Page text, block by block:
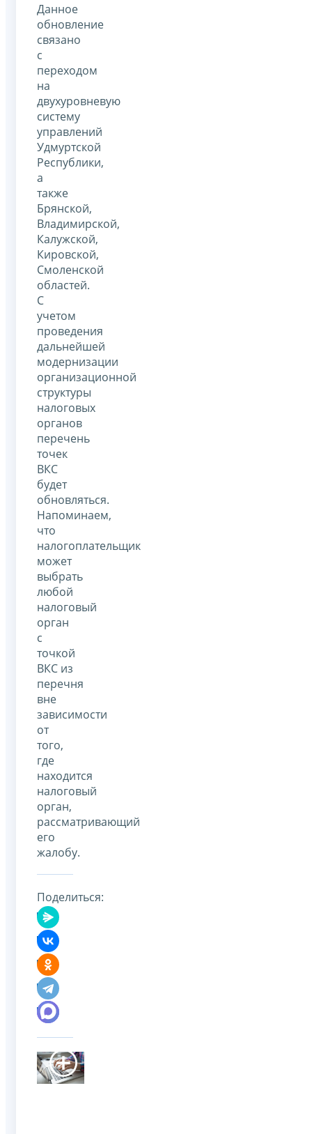
Данное
обновление
связано
с
переходом
на
двухуровневую
систему
управлений
Удмуртской
Республики,
а
также
Брянской,
Владимирской,
Калужской,
Кировской,
Смоленской
областей.
С
учетом
проведения
дальнейшей
модернизации
организационной
структуры
налоговых
органов
перечень
точек
ВКС
будет
обновляться.
Напоминаем,
что
налогоплательщик
может
выбрать
любой
налоговый
орган
с
точкой
ВКС из
перечня
вне
зависимости
от
того,
где
находится
налоговый
орган,
рассматривающий
его
жалобу.
Поделиться: